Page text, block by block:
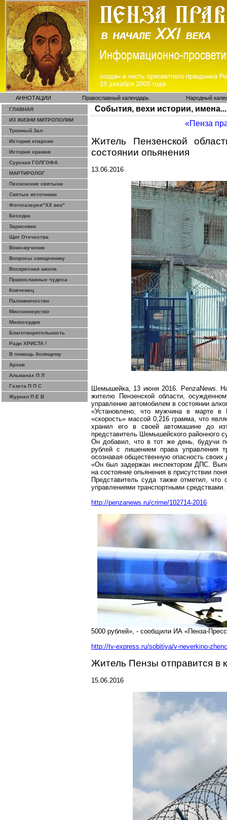
АННОТАЦИИ Православный календарь Народный
ГЛАВНАЯ
ИЗ ЖИЗНИ МИТРОПОЛИИ
Тронный Зал
История епархии
История храмов
Сурская ГОЛГОФА
МАРТИРОЛОГ
Пензенские святыни
Святые источники
Фотогалерея"ХХ век"
Беседка
Зарисовки
Щит Отечества
Воин-мученик
Вопросы священнику
Воскресная школа
Православные чудеса
Ковчежец
Паломничество
Миссионерство
Милосердие
Благотворительность
Ради ХРИСТА !
В помощь болящему
Архив
Альманах П Л
Газета П П С
Журнал П Е В
События, вехи истории, имена...
«Пенза
Житель Пензенской
состоянии опьянения
13.06.2016
Шемышейка, 13 июня 2016. PenzaNews.
жителю Пензенской области,
управление автомобилем в состоянии
«Установлено, что мужчина в марте в
«скорость» массой 0,216 грамма, что
хранил его в своей автомашине до
представитель Шемышейского районного
Он добавил, что в тот же день, будучи
рублей с лишением права управления
осознавая общественную опасность
«Он был задержан инспектором ДПС.
на состояние опьянения в присутствии
Представитель суда также отметил,
управлениями транспортными средствами.
http://penzanews.ru/crime/102714-2016
5000 рублей», - сообщили ИА «Пенза-
http://tv-express.ru/sobitiya/v-neverkino-
Житель Пензы отправится в
15.06.2016